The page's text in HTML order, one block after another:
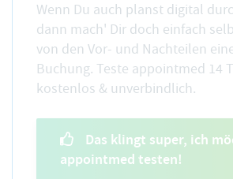
Wenn Du auch planst digital
dann mach' Dir doch einfach
von den Vor- und Nachteilen
Buchung. Teste appointmed 14
kostenlos & unverbindlich.
Das klingt super, ich
appointmed testen!